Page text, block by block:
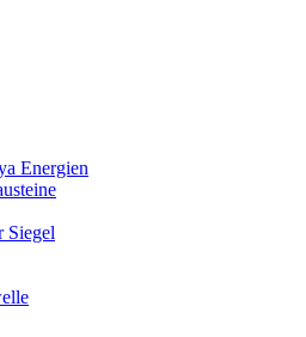
Energien
Siegel